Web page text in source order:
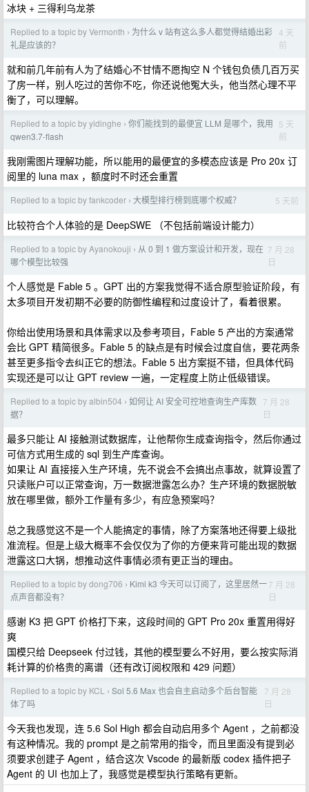
冰块 + 三得利乌龙茶
Replied to a topic by Vermonth › 为什么 v 站有这么多人都觉得结婚出彩
礼是应该的？
4 天
前
就和前几年前有人为了结婚心不甘情不愿掏空 N 个钱包负债几百万买
了房一样，别人吃过的苦你不吃，你还说他冤大头，他当然心理不平
衡了，可以理解。
Replied to a topic by yidinghe › 你们能找到的最便宜 LLM 是哪个，我用
qwen3.7-flash
5 天
前
我刚需图片理解功能，所以能用的最便宜的多模态应该是 Pro 20x 订
阅里的 luna max ，额度时不时还会重置
Replied to a topic by fankcoder › 大模型排行榜到底哪个权威？ 5 天前
比较符合个人体验的是 DeepSWE （不包括前端设计能力）
Replied to a topic by Ayanokouji › 从 0 到 1 做方案设计和开发，现在
哪个模型比较强
7 月 28
日
个人感觉是 Fable 5 。GPT 出的方案我觉得不适合原型验证阶段，有
太多项目开发初期不必要的防御性编程和过度设计了，看着很累。
你给出使用场景和具体需求以及参考项目，Fable 5 产出的方案通常
会比 GPT 精简很多。Fable 5 的缺点是有时候会过度自信，要花两条
甚至更多指令去纠正它的想法。Fable 5 出方案挺不错，但具体代码
实现还是可以让 GPT review 一遍，一定程度上防止低级错误。
Replied to a topic by albin504 › 如何让 AI 安全可控地查询生产库数
据？
7 月 28
日
最多只能让 AI 接触测试数据库，让他帮你生成查询指令，然后你通过
可信方式用生成的 sql 到生产库查询。
如果让 AI 直接接入生产环境，先不说会不会搞出点事故，就算设置了
只读账户可以正常查询，万一数据泄露怎么办？生产环境的数据脱敏
放在哪里做，额外工作量有多少，有应急预案吗？
总之我感觉这不是一个人能搞定的事情，除了方案落地还得要上级批
准流程。但是上级大概率不会仅仅为了你的方便来背可能出现的数据
泄露这口大锅，想推动这件事情必须有更正当的理由。
Replied to a topic by dong706 › Kimi k3 今天可以订阅了，这里居然一
点声音都没有？
7 月 28
日
感谢 K3 把 GPT 价格打下来，这段时间的 GPT Pro 20x 重置用得好
爽
国模只给 Deepseek 付过钱，其他的模型要么不好用，要么按实际消
耗计算的价格贵的离谱（还有改订阅权限和 429 问题）
Replied to a topic by KCL › Sol 5.6 Max 也会自主启动多个后台智能
体了吗
7 月 28
日
今天我也发现，连 5.6 Sol High 都会自动启用多个 Agent ，之前都没
有这种情况。我的 prompt 是之前常用的指令，而且里面没有提到必
须要求创建子 Agent ，结合这次 Vscode 的最新版 codex 插件把子
Agent 的 UI 也加上了，我感觉是模型执行策略有更新。